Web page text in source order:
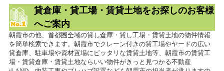
貸倉庫・貸工場・賃貸土地をお探しのお客様
へご案内
朝霞市の他、首都圏全域の貸し倉庫・貸し工場・賃貸土地の物件情報
を簡単検索できます。朝霞市でクレーン付きの貸工場やヤードの広い
貸倉庫、駐車場や資材置場にピッタリな賃貸土地等、朝霞市の賃貸工
場・賃貸倉庫・賃貸土地ならいい物件がきっと見つかる不動産